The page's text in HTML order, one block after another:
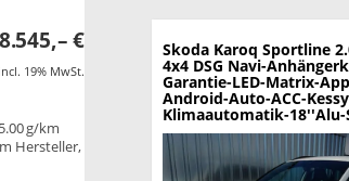
€
incl. 19% MwSt.
g/km
Hersteller,
Skoda Karoq Sportline
4x4 DSG Navi-
Garantie-LED-Matrix-
Android-Auto-ACC-
Klimaautomatik-